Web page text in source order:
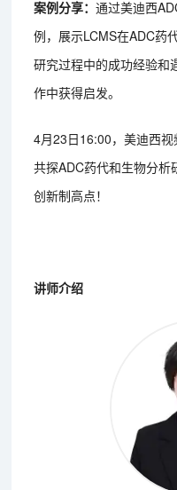
案例分享：通过美迪西
例，展示LCMS在ADC药
研究过程中的成功经验和
作中获得启发。
4月23日16:00，美迪西
共探ADC药代和生物分析
创新制高点！
讲师介绍